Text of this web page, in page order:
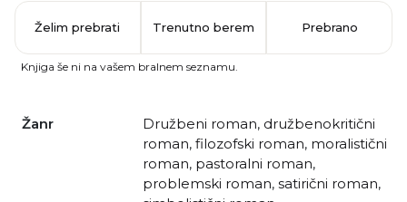
Žanr družbeni roman, družbenokritični
roman, filozofski roman, moralistični
roman, pastoralni roman,
problemski roman, satirični roman,
Želim prebrati Trenutno berem Prebrano
Knjiga še ni na vašem bralnem seznamu.